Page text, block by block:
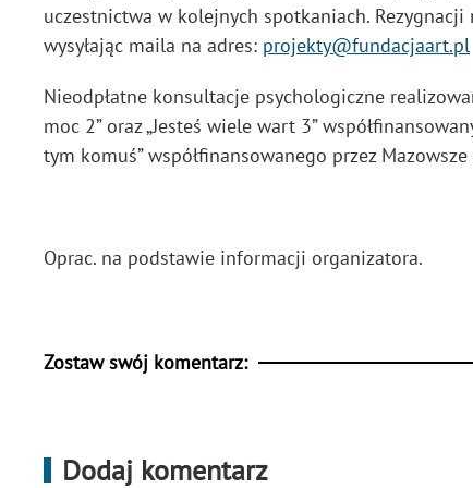
uczestnictwa w kolejnych spotkaniach.
wysyłając maila na adres: projekty@fundacjaart.pl
Nieodpłatne konsultacje psychologiczne
moc 2” oraz „Jesteś wiele wart 3”
tym komuś” współfinansowanego przez Mazowsze
Oprac. na podstawie informacji organizatora.
Zostaw swój komentarz:
Dodaj komentarz